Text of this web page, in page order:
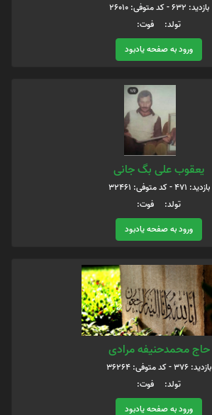
بازدید: 632 - کد متوفی: 26010
تولد: فوت:
ورود به صفحه یادبود
یعقوب علی بگ جانی
بازدید: 471 - کد متوفی: 32461
تولد: فوت:
ورود به صفحه یادبود
حاج محمدحنیفه مرادی
بازدید: 376 - کد متوفی: 36264
تولد: فوت:
ورود به صفحه یادبود